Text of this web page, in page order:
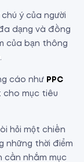
ý của người
dạng và đồng
của bạn thông
cáo như PPC
cho mục tiêu
hỏi một chiến
những thời điểm
cần nhắm mục